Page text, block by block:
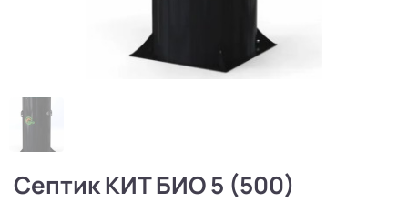
Септик КИТ БИО 5 (500)